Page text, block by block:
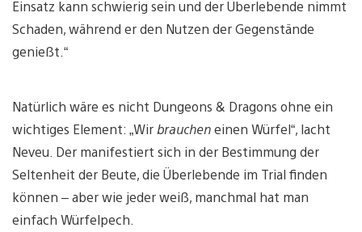
Einsatz kann schwierig sein und der Überlebende nimmt
Schaden, während er den Nutzen der Gegenstände
genießt.“
Natürlich wäre es nicht Dungeons & Dragons ohne ein
wichtiges Element: „Wirbraucheneinen Würfel“, lacht
Neveu. Der manifestiert sich in der Bestimmung der
Seltenheit der Beute, die Überlebende im Trial finden
können – aber wie jeder weiß, manchmal hat man
einfach Würfelpech.